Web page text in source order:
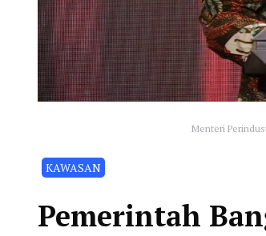
Menteri
KAWASAN
Pemerintah